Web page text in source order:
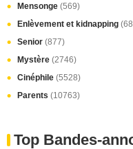
Mensonge (569)
Enlèvement et kidnapping
Senior (877)
Mystère (2746)
Cinéphile (5528)
Parents (10763)
Top Bandes-